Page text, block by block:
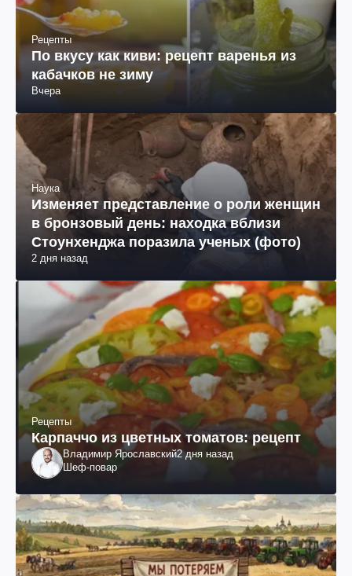
Рецепты
По вкусу как киви: рецепт варенья из
кабачков не зиму
Вчера
Наука
Изменяет представление о роли женщин
в бронзовый день: находка вблизи
Стоунхенджа поразила ученых (фото)
2 дня назад
Рецепты
Карпаччо из цветных томатов: рецепт
Владимир Ярославский2 дня назад
Шеф-повар